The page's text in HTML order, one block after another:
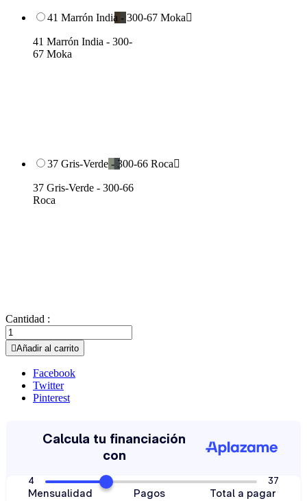
41 Marrón India - 300-67 Moka
41 Marrón India - 300-
67 Moka
37 Gris-Verde - 300-66 Roca
37 Gris-Verde - 300-66
Roca
Cantidad :
Añadir al carrito
Facebook
Twitter
Pinterest